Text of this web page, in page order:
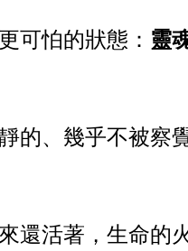
可怕的狀態： 靈
的、幾乎不被察
還活著，生命的